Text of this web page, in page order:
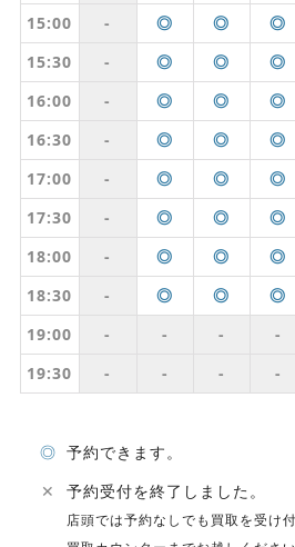
15:00
- ◎ ◎ ◎
15:30
- ◎ ◎ ◎
16:00
- ◎ ◎ ◎
16:30
- ◎ ◎ ◎
17:00
- ◎ ◎ ◎
17:30
- ◎ ◎ ◎
18:00
- ◎ ◎ ◎
18:30
- ◎ ◎ ◎
19:00
- - - -
19:30
- - - -
◎ 予約できます。
✕
予約受付を終了しました。
店頭では予約なしでも買取を受け